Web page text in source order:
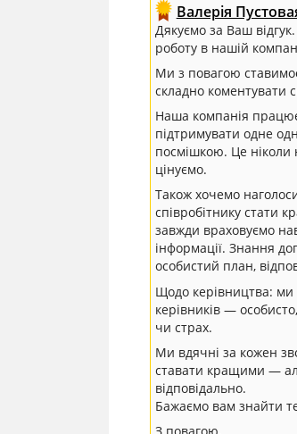
Валерія
Дякуємо за Ваш
роботу в нашій
Ми з повагою
складно коментувати
Наша компанія
підтримувати одне
посмішкою. Це ніколи
цінуємо.
Також хочемо
співробітнику стати
завжди враховуємо
інформації. Знання
особистий план,
Щодо керівництва: ми
керівників —
чи страх.
Ми вдячні за кожен
ставати кращими —
відповідально.
Бажаємо вам знайти